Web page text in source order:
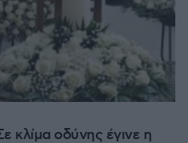
κλίμα οδύνης έγινε η